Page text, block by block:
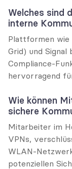
Welches sind
interne
Plattformen wie
Grid) und
Compliance-
hervorragend
Wie können
sichere
Mitarbeiter im
VPNs,
WLAN-
potenziellen